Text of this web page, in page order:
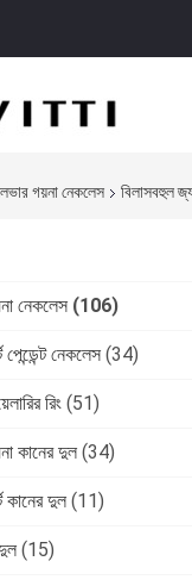
গয়না নেকলেস বিলাসবহুল
নেকলেস (106)
পেন্ডেন্ট নেকলেস (34)
রিং (51)
কানের দুল (34)
কানের দুল (11)
(15)